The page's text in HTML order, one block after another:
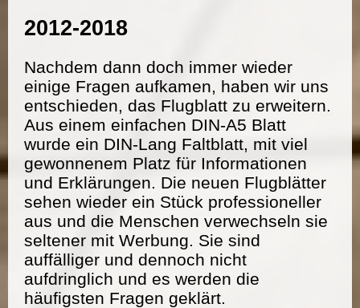
2012-2018
Nachdem dann doch immer wieder
einige Fragen aufkamen, haben wir uns
entschieden, das Flugblatt zu erweitern.
Aus einem einfachen DIN-A5 Blatt
wurde ein DIN-Lang Faltblatt, mit viel
gewonnenem Platz für Informationen
und Erklärungen. Die neuen Flugblätter
sehen wieder ein Stück professioneller
aus und die Menschen verwechseln sie
seltener mit Werbung. Sie sind
auffälliger und dennoch nicht
aufdringlich und es werden die
häufigsten Fragen geklärt.